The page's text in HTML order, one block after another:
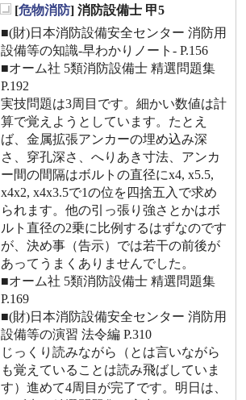
[危物消防] 消防設備士 甲5
■(財)日本消防設備安全センター 消防用
設備等の知識-早わかりノート- P.156
■オーム社 5類消防設備士 精選問題集
P.192
実技問題は3周目です。細かい数値は計
算で覚えようとしています。たとえ
ば、金属拡張アンカーの埋め込み深
さ、穿孔深さ、へりあき寸法、アンカ
ー間の間隔はボルトの直径にx4, x5.5,
x4x2, x4x3.5で1の位を四捨五入で求め
られます。他の引っ張り強さとかはボ
ルト直径の2乗に比例するはずなのです
が、決め事（告示）では若干の前後が
あってうまくありませんでした。
■オーム社 5類消防設備士 精選問題集
P.169
■(財)日本消防設備安全センター 消防用
設備等の演習 法令編 P.310
じっくり読みながら（とは言いながら
も覚えていることは読み飛ばしていま
す）進めて4周目が完了です。明日は、